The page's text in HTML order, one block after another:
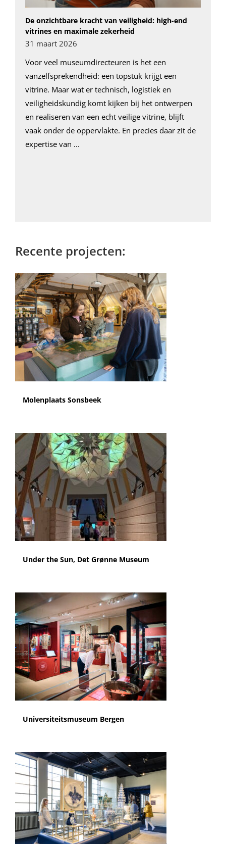
De onzichtbare kracht van veiligheid: high-end
vitrines en maximale zekerheid
31 maart 2026
Voor veel museumdirecteuren is het een
vanzelfsprekendheid: een topstuk krijgt een
vitrine. Maar wat er technisch, logistiek en
veiligheidskundig komt kijken bij het ontwerpen
en realiseren van een echt veilige vitrine, blijft
vaak onder de oppervlakte. En precies daar zit de
expertise van ...
Recente projecten:
Molenplaats Sonsbeek
Under the Sun, Det Grønne Museum
Universiteitsmuseum Bergen